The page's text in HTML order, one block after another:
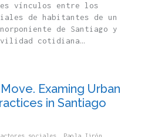
vínculos entre los
de habitantes de un
de Santiago y
cotidiana…
Examing Urban
in Santiago